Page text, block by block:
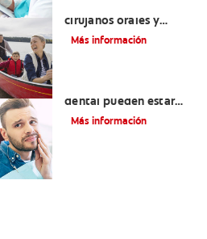
cirujanos orales y
maxilofaciales
Más información
dental pueden estar
relacionados?
Más información